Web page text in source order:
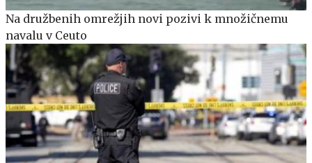
Na družbenih omrežjih novi pozivi k množičnemu
navalu v Ceuto